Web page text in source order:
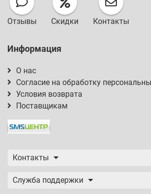
Отзывы Скидки Контакты
Информация
О нас
Согласие на обработку
Условия возврата
Поставщикам
Контакты
Служба поддержки